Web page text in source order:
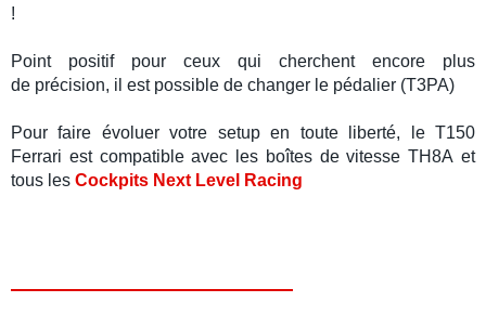
!
Point positif pour ceux qui cherchent encore plus
de précision, il est possible de changer le pédalier (T3PA)
Pour faire évoluer votre setup en toute liberté, le T150
Ferrari est compatible avec les boîtes de vitesse TH8A et
tous les Cockpits Next Level Racing